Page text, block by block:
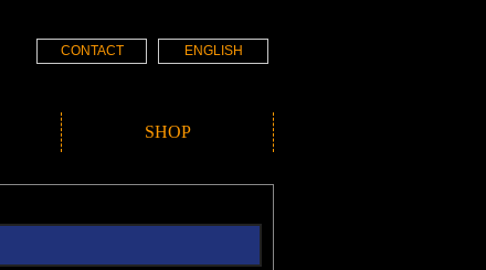
ENGLISH
CONTACT
SHOP